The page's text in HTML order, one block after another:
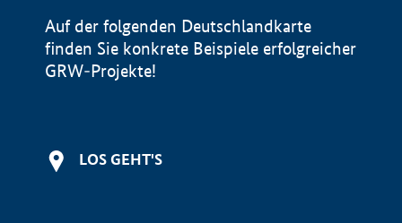
Auf der folgenden Deutschlandkarte
finden Sie konkrete Beispiele erfolgreicher
GRW-Projekte!
LOS GEHT'S